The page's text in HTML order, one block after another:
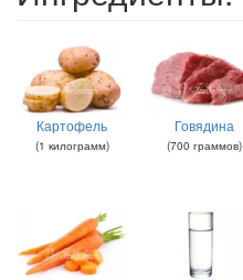
Картофель
(1 килограмм)
Говядина
(700 граммов)